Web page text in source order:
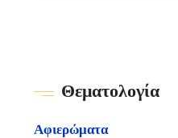
Θεματολογία
Αφιερώματα